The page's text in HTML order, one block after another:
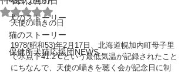
犬のストーリー
猫のストーリー
保健所犬猫応援団NEWS
5つ星のうちNaNと評価されています。
天使の囁きの日
1978(昭和53)年2月17日、北海道幌加内町母子里
で氷点下41.2℃という最低気温が記録されたこと
にちなんで、天使の囁きを聴く会が記念日に制